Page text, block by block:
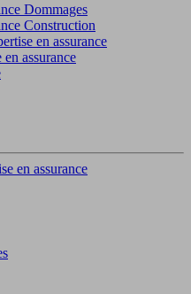
Dommages
Construction
en assurance
assurance
en assurance